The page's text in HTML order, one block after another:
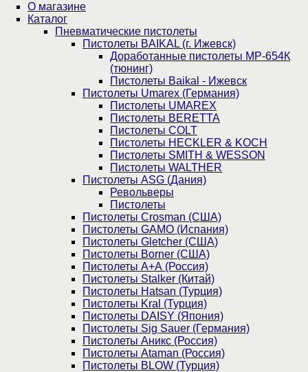
О магазине
Каталог
Пнев­ма­ти­чес­кие пистолеты
Пистолеты BAIKAL (г. Ижевск)
Доработанные пистолеты МР-654К
(тюнинг)
Пистолеты Baikal - Ижевск
Пистолеты Umarex (Германия)
Пистолеты UMAREX
Пистолеты BERETTA
Пистолеты COLT
Пистолеты HECKLER & KOCH
Пистолеты SMITH & WESSON
Пистолеты WALTHER
Пистолеты ASG (Дания)
Револьверы
Пистолеты
Пистолеты Crosman (США)
Пистолеты GAMO (Испания)
Пистолеты Gletcher (США)
Пистолеты Borner (США)
Пистолеты А+А (Россия)
Пистолеты Stalker (Китай)
Пистолеты Hatsan (Турция)
Пистолеты Kral (Турция)
Пистолеты DAISY (Япония)
Пистолеты Sig Sauer (Германия)
Пистолеты Аникс (Россия)
Пистолеты Ataman (Россия)
Пистолеты BLOW (Турция)